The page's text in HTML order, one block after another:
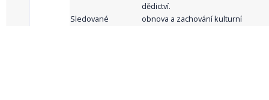
dědictví.
Sledované
obnova a zachování kulturní